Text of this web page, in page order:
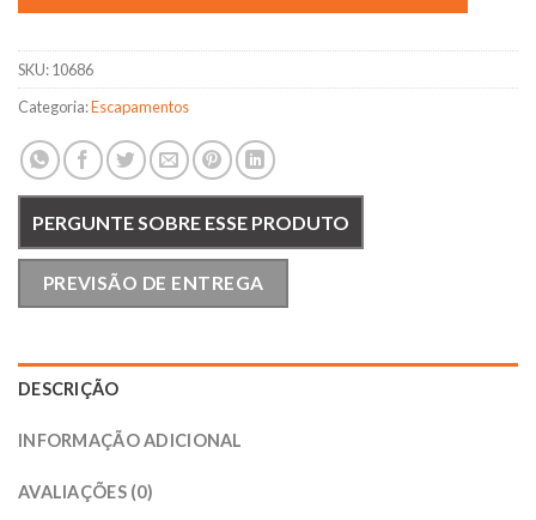
SKU:10686
Categoria:Escapamentos
PERGUNTE SOBRE ESSE PRODUTO
PREVISÃO DE ENTREGA
DESCRIÇÃO
INFORMAÇÃO ADICIONAL
AVALIAÇÕES (0)